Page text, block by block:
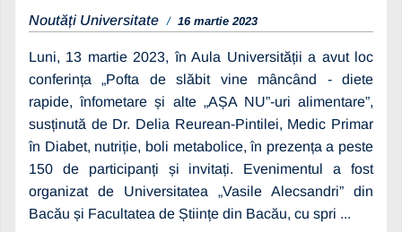
Noutăți Universitate
16 martie 2023
Luni, 13 martie 2023, în Aula Universității a avut loc
conferința „Pofta de slăbit vine mâncând - diete
rapide, înfometare și alte „AȘA NU”-uri alimentare”,
susținută de Dr. Delia Reurean-Pintilei, Medic Primar
în Diabet, nutriție, boli metabolice, în prezența a peste
150 de participanți și invitați. Evenimentul a fost
organizat de Universitatea „Vasile Alecsandri” din
Bacău și Facultatea de Științe din Bacău, cu spri ...